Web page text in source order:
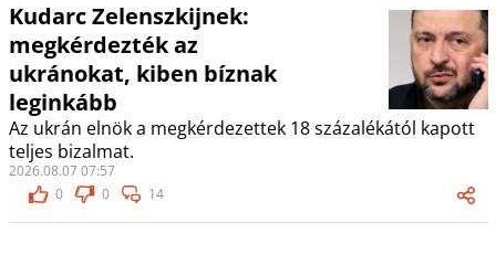
Kudarc Zelenszkijnek:
megkérdezték az
ukránokat, kiben bíznak
leginkább
Az ukrán elnök a megkérdezettek 18 százalékától kapott
teljes bizalmat.
2026.08.07 07:57
0
0 14